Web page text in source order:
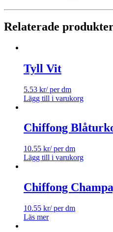
Relaterade
Tyll Vit
5.53 kr/ per dm
Lägg till i varukorg
Chiffong
10.55 kr/ per dm
Lägg till i varukorg
Chiffong
10.55 kr/ per dm
Läs mer